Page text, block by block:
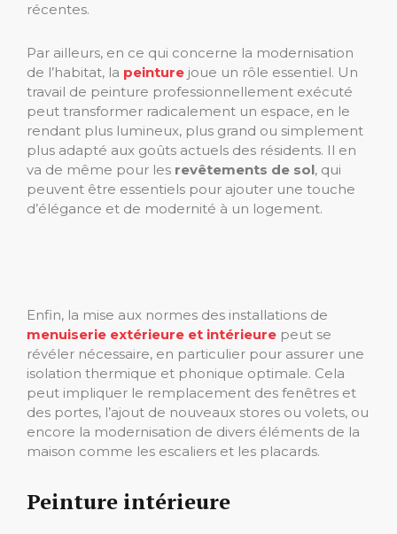
récentes.
Par ailleurs, en ce qui concerne la modernisation
de l’habitat, la peinture joue un rôle essentiel. Un
travail de peinture professionnellement exécuté
peut transformer radicalement un espace, en le
rendant plus lumineux, plus grand ou simplement
plus adapté aux goûts actuels des résidents. Il en
va de même pour les revêtements de sol, qui
peuvent être essentiels pour ajouter une touche
d’élégance et de modernité à un logement.
Enfin, la mise aux normes des installations de
menuiserie extérieure et intérieure peut se
révéler nécessaire, en particulier pour assurer une
isolation thermique et phonique optimale. Cela
peut impliquer le remplacement des fenêtres et
des portes, l’ajout de nouveaux stores ou volets, ou
encore la modernisation de divers éléments de la
maison comme les escaliers et les placards.
Peinture intérieure